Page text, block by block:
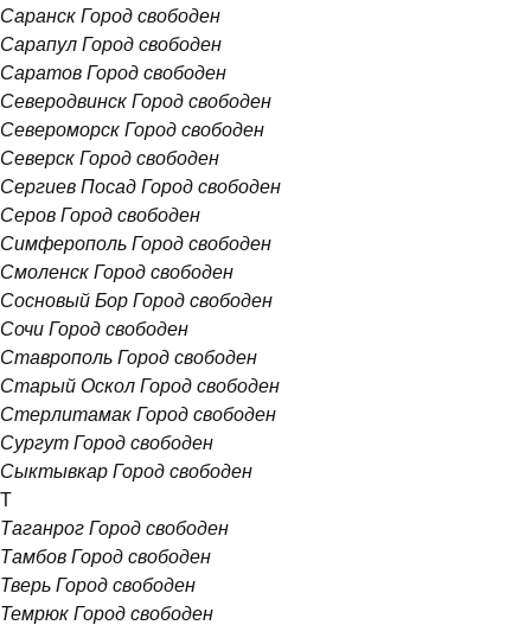
Саранск Город свободен
Сарапул Город свободен
Саратов Город свободен
Северодвинск Город свободен
Североморск Город свободен
Северск Город свободен
Сергиев Посад Город свободен
Серов Город свободен
Симферополь Город свободен
Смоленск Город свободен
Сосновый Бор Город свободен
Сочи Город свободен
Ставрополь Город свободен
Старый Оскол Город свободен
Стерлитамак Город свободен
Сургут Город свободен
Сыктывкар Город свободен
Т
Таганрог Город свободен
Тамбов Город свободен
Тверь Город свободен
Темрюк Город свободен